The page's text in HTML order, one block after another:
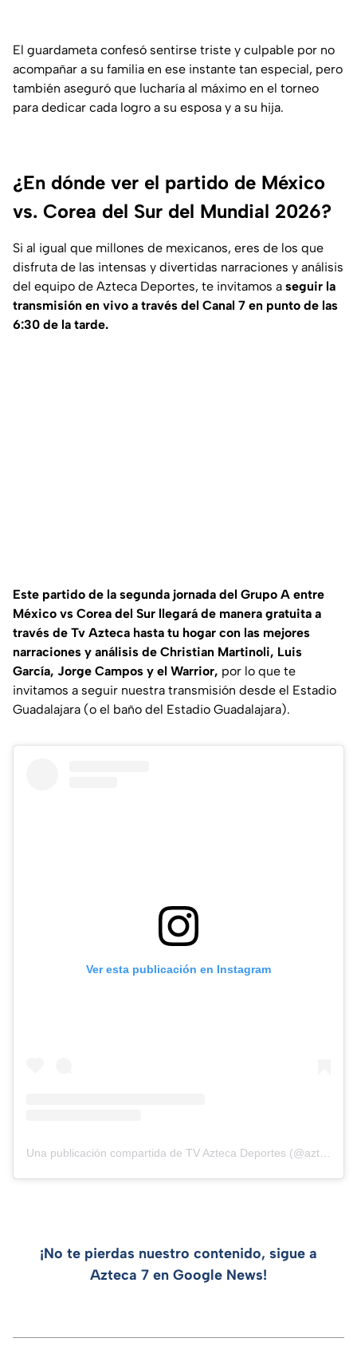
El guardameta confesó sentirse triste y culpable por no
acompañar a su familia en ese instante tan especial, pero
también aseguró que lucharía al máximo en el torneo
para dedicar cada logro a su esposa y a su hija.
¿En dónde ver el partido de México
vs. Corea del Sur del Mundial 2026?
Si al igual que millones de mexicanos, eres de los que
disfruta de las intensas y divertidas narraciones y análisis
del equipo de Azteca Deportes, te invitamos a seguir la
transmisión en vivo a través del Canal 7 en punto de las
6:30 de la tarde.
Este partido de la segunda jornada del Grupo A entre
México vs Corea del Sur llegará de manera gratuita a
través de Tv Azteca hasta tu hogar con las mejores
narraciones y análisis de Christian Martinoli, Luis
García, Jorge Campos y el Warrior, por lo que te
invitamos a seguir nuestra transmisión desde el Estadio
Guadalajara (o el baño del Estadio Guadalajara).
Ver esta publicación en Instagram
¡No te pierdas nuestro contenido, sigue a
Azteca 7 en Google News!